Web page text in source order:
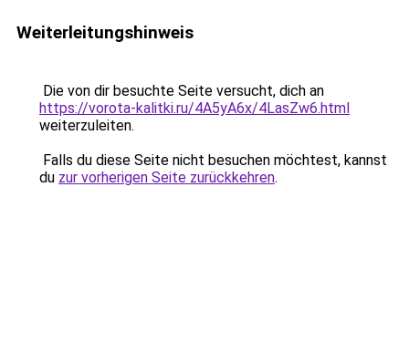
Weiterleitungshinweis
Die von dir besuchte Seite versucht, dich an
https://vorota-kalitki.ru/4A5yA6x/4LasZw6.html
weiterzuleiten.
Falls du diese Seite nicht besuchen möchtest, kannst
du zur vorherigen Seite zurückkehren.